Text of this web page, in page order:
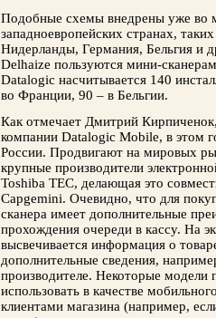
Подобные схемы внедрены уже во
западноевропейских странах,
Нидерланды, Германия, Бельгия и
Delhaize пользуются мини-
Datalogic насчитывается 140
во Франции, 90 – в Бельгии.
Как отмечает Дмитрий
компании Datalogic Mobile, в этом
России. Продвигают на мировых
крупные производители
Toshiba TEC, делающая это
Capgemini. Очевидно, что для
сканера имеет дополнительные
прохождения очереди в кассу. На
высвечивается информация о
дополнительные сведения,
производителе. Некоторые модели
использовать в качестве
клиентами магазина (например,